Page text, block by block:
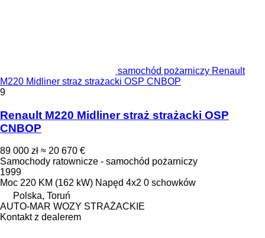
samochód pożarniczy Renault
M220 Midliner straż strażacki OSP CNBOP
9
Renault M220 Midliner straż strażacki OSP
CNBOP
89 000 zł ≈ 20 670 €
Samochody ratownicze - samochód pożarniczy
1999
Moc 220 KM (162 kW) Napęd 4x2 0 schowków
Polska, Toruń
AUTO-MAR WOZY STRAŻACKIE
Kontakt z dealerem